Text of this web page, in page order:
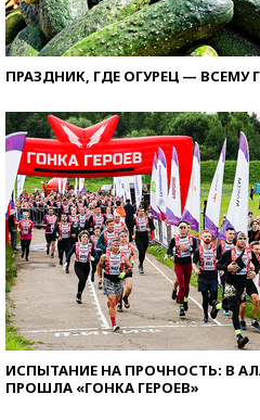
ПРАЗДНИК, ГДЕ ОГУРЕЦ — ВСЕМУ
ИСПЫТАНИЕ НА ПРОЧНОСТЬ: В
ПРОШЛА «ГОНКА ГЕРОЕВ»